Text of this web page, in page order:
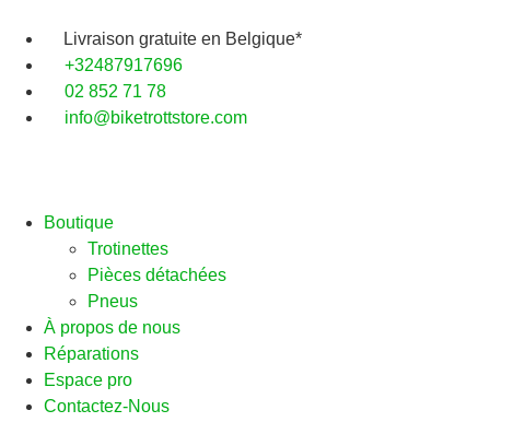
Livraison gratuite en Belgique*
+32487917696
02 852 71 78
info@biketrottstore.com
Boutique
Trotinettes
Pièces détachées
Pneus
À propos de nous
Réparations
Espace pro
Contactez-Nous